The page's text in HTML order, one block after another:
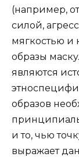
(например,
силой,
мягкостью и
образы
являются
образов
и то, чью
выражает